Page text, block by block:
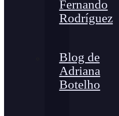
Fernando
Rodríguez
Blog de
Adriana
Botelho